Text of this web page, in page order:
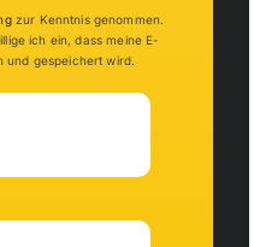
zur Kenntnis genommen.
ich ein, dass meine E-
und gespeichert wird.
Platzhalterinhalt
den eigentlichen
Sie auf die
werden.